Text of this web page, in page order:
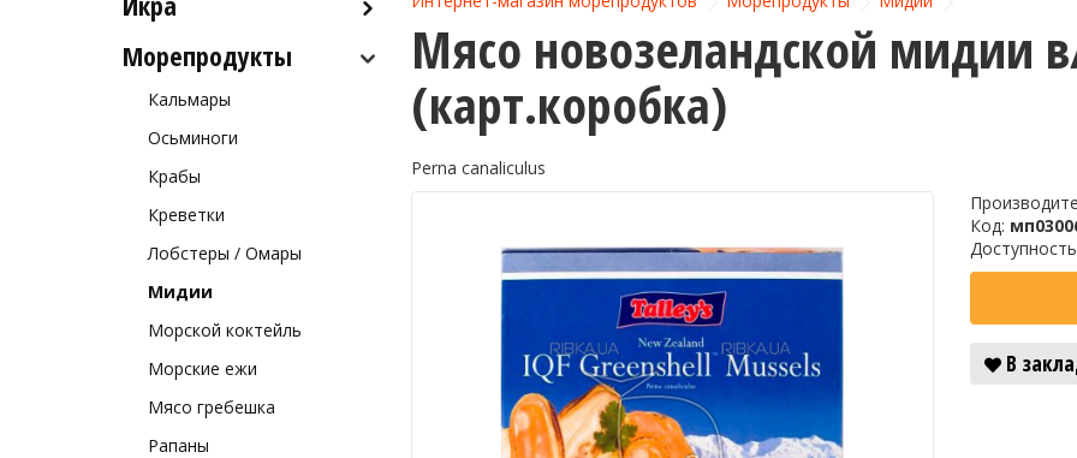
Красная икра
Морепродукты
Кальмары
Осьминоги
Крабы
Креветки
Лобстеры / Омары
Мидии
Морской коктейль
Морские ежи
Мясо гребешка
Рапаны
Мясо новозеландской мидии
(карт.коробка)
Perna canaliculus
Код:
В